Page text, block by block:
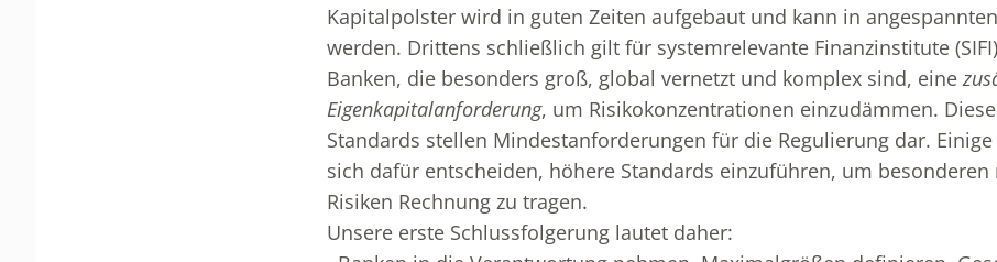
Kapitalpolster wird in guten Zeiten aufgebaut und kann in
werden. Drittens schließlich gilt für systemrelevante Finanzinstitute
Banken, die besonders groß, global vernetzt und komplex sind, eine
Eigenkapitalanforderung, um Risikokonzentrationen einzudämmen.
Standards stellen Mindestanforderungen für die Regulierung dar.
sich dafür entscheiden, höhere Standards einzuführen, um besonderen
Risiken Rechnung zu tragen.
Unsere erste Schlussfolgerung lautet daher: